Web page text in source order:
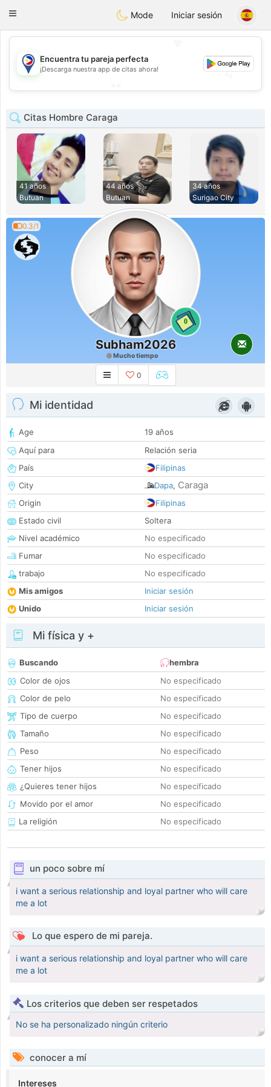
Philippines Chat
Toggle
Mode Iniciar sesión
💖
💕
Encuentra tu pareja perfecta
¡Descarga nuestra app de citas ahora!
Citas Hombre Caraga
41 años
Butuan
44 años
Butuan
34 años
Surigao City
0.3/1
0
Subham2026
Mucho tiempo
0
Mi identidad
Age
19 años
Aquí para
Relación seria
País
Filipinas
City
Dapa, Caraga
Origin
Filipinas
Estado civil
Soltera
Nivel académico
No especificado
Fumar
No especificado
trabajo
No especificado
Mis amigos
Iniciar sesión
Unido
Iniciar sesión
Mi física y +
Buscando
hembra
Color de ojos
No especificado
Color de pelo
No especificado
Tipo de cuerpo
No especificado
Tamaño
No especificado
Peso
No especificado
Tener hijos
No especificado
¿Quieres tener hijos
No especificado
Movido por el amor
No especificado
La religión
No especificado
un poco sobre mí
i want a serious relationship and loyal partner who will care
me a lot
Lo que espero de mi pareja.
i want a serious relationship and loyal partner who will care
me a lot
Los criterios que deben ser respetados
No se ha personalizado ningún criterio
conocer a mí
Intereses